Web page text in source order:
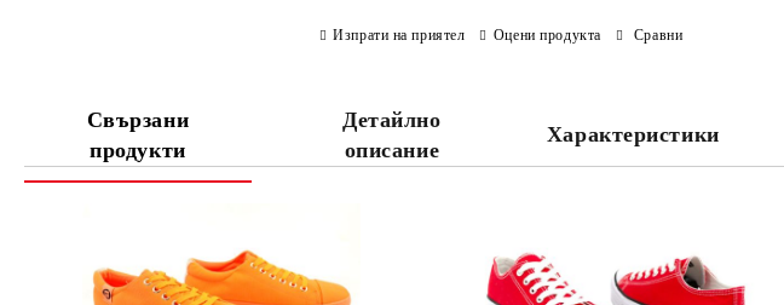
Изпрати на приятел Оцени продукта Сравни
Свързани
продукти
Детайлно
описание
Характеристики